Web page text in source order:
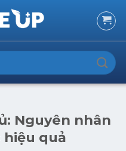
Nguyên nhân
hiệu quả